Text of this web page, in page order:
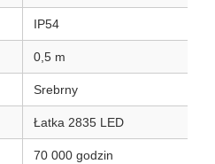
IP54
0,5 m
Srebrny
Łatka 2835 LED
70 000 godzin